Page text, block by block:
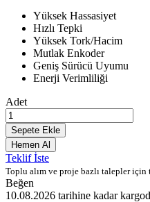
Yüksek Hassasiyet
Hızlı Tepki
Yüksek Tork/Hacim
Mutlak Enkoder
Geniş Sürücü Uyumu
Enerji Verimliliği
Adet
Sepete Ekle
Hemen Al
Teklif İste
Toplu alım ve proje bazlı talepler
Beğen
10.08.2026 tarihine kadar